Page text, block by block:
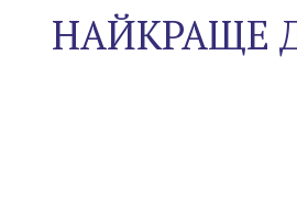
НАЙКРАЩЕ